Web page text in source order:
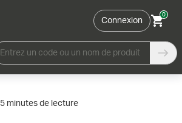
Connexion
0
Entrez un code ou un nom de produit
5 minutes de lecture